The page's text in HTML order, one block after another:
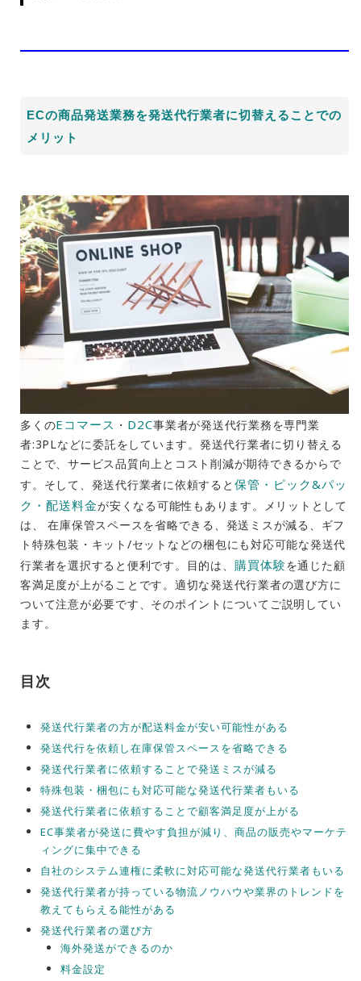
ECの商品発送業務を発送代行業者に切替えることでの
メリット
多くのEコマース ・ D2C事業者が発送代行業務を専門業
者:3PLなどに委託をしています。発送代行業者に切り替える
ことで、サービス品質向上とコスト削減が期待できるからで
す。そして、発送代行業者に依頼すると 保管・ピック&パッ
ク・配送料金が安くなる可能性もあります。メリットとして
は、 在庫保管スペースを省略できる、発送ミスが減る、ギフ
ト特殊包装・キット/セットなどの梱包にも対応可能な発送代
行業者を選択すると便利です。目的は、 購買体験を通じた顧
客満足度が上がることです。適切な発送代行業者の選び方に
ついて注意が必要です、そのポイントについてご説明してい
ます。
目次
発送代行業者の方が配送料金が安い可能性がある
発送代行を依頼し在庫保管スペースを省略できる
発送代行業者に依頼することで発送ミスが減る
特殊包装・梱包にも対応可能な発送代行業者もいる
発送代行業者に依頼することで顧客満足度が上がる
EC事業者が発送に費やす負担が減り、商品の販売やマーケテ
ィングに集中できる
自社のシステム連権に柔軟に対応可能な発送代行業者もいる
発送代行業者が持っている物流ノウハウや業界のトレンドを
教えてもらえる能性がある
発送代行業者の選び方
海外発送ができるのか
料金設定